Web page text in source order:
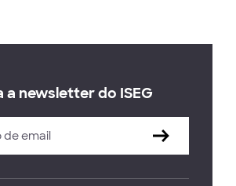
a newsletter do ISEG